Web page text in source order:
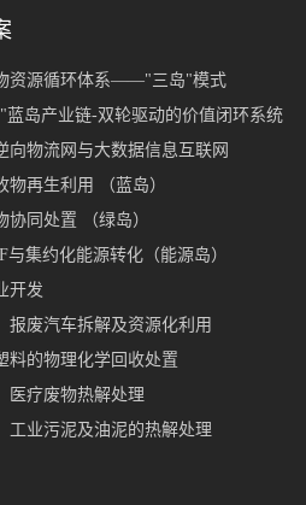
资源循环体系——"三岛"模式
蓝岛产业链-双轮驱动的价值闭环系统
向物流网与大数据信息互联网
物再生利用 （蓝岛）
协同处置 （绿岛）
与集约化能源转化（能源岛）
开发
报废汽车拆解及资源化利用
料的物理化学回收处置
医疗废物热解处理
工业污泥及油泥的热解处理